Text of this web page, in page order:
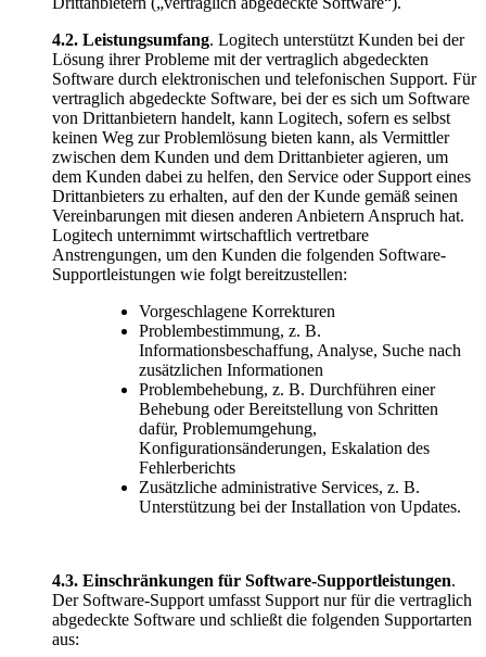
4.2. Leistungsumfang. Logitech unterstützt Kunden bei der
Lösung ihrer Probleme mit der vertraglich abgedeckten
Software durch elektronischen und telefonischen Support. Für
vertraglich abgedeckte Software, bei der es sich um Software
von Drittanbietern handelt, kann Logitech, sofern es selbst
keinen Weg zur Problemlösung bieten kann, als Vermittler
zwischen dem Kunden und dem Drittanbieter agieren, um
dem Kunden dabei zu helfen, den Service oder Support eines
Drittanbieters zu erhalten, auf den der Kunde gemäß seinen
Vereinbarungen mit diesen anderen Anbietern Anspruch hat.
Logitech unternimmt wirtschaftlich vertretbare
Anstrengungen, um den Kunden die folgenden Software-
Supportleistungen wie folgt bereitzustellen:
Vorgeschlagene Korrekturen
Problembestimmung, z. B.
Informationsbeschaffung, Analyse, Suche nach
zusätzlichen Informationen
Problembehebung, z. B. Durchführen einer
Behebung oder Bereitstellung von Schritten
dafür, Problemumgehung,
Konfigurationsänderungen, Eskalation des
Fehlerberichts
Zusätzliche administrative Services, z. B.
Unterstützung bei der Installation von Updates.
4.3. Einschränkungen für Software-Supportleistungen.
Der Software-Support umfasst Support nur für die vertraglich
abgedeckte Software und schließt die folgenden Supportarten
aus: